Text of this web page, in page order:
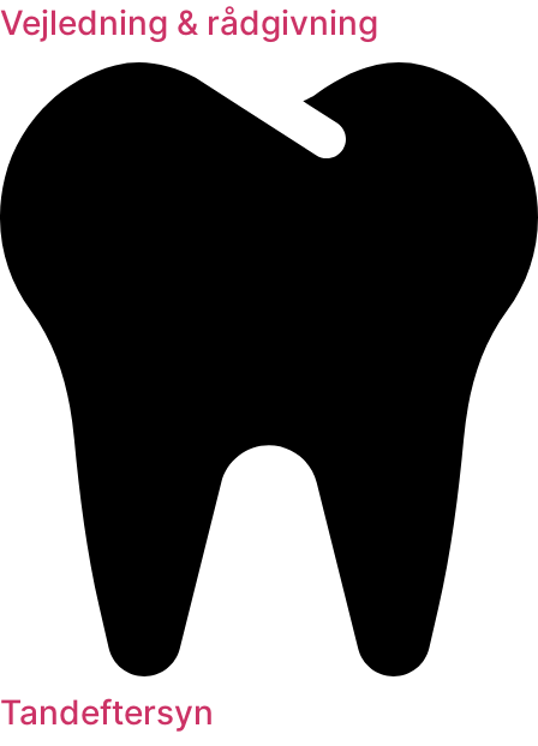
Vejledning & rådgivning
Tandeftersyn